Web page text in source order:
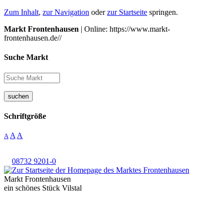
Zum Inhalt, zur Navigation oderzur Startseite springen.
Markt Frontenhausen | Online: https://www.markt-
frontenhausen.de//
Suche Markt
suchen
Schriftgröße
A A A
08732 9201-0
Markt Frontenhausen
ein schönes Stück Vilstal